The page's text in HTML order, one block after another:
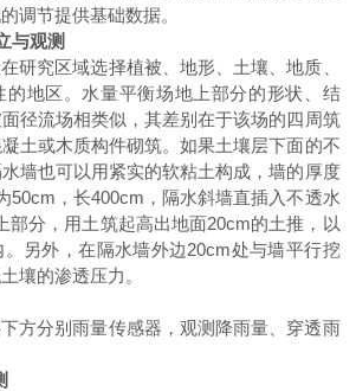
调节提供基础数据。
与观测
研究区域选择植被、地形、土壤、地质、
的地区。水量平衡场地上部分的形状、结
径流场相类似，其差别在于该场的四周筑
土或木质构件砌筑。如果土壤层下面的不
墙也可以用紧实的软粘土构成，墙的厚度
50cm ，长400cm ，隔水斜墙直插入不透水
部分，用土筑起高出地面20cm的土推，以
另外，在隔水墙外边20cm处与墙平行挖
壤的渗透压力。
方分别雨量传感器 ，观测降雨量、 穿透雨